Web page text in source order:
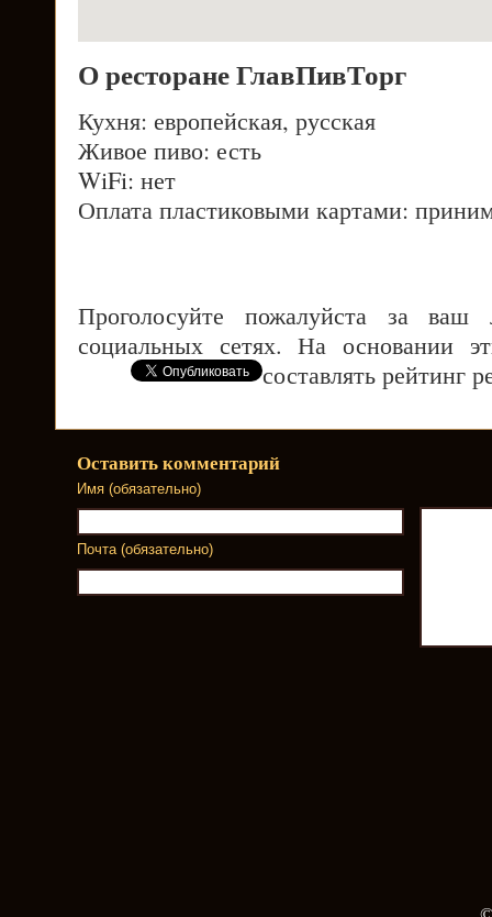
О ресторане ГлавПивТорг
Кухня: европейская, русская
Живое пиво: есть
WiFi: нет
Оплата пластиковыми картами:
Проголосуйте пожалуйста за
социальных сетях. На основании
составлять рейтинг
Оставить комментарий
Имя (обязательно)
Почта (обязательно)